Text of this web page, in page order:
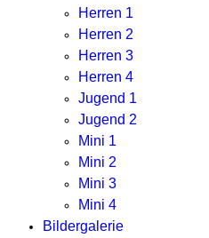
Herren 1
Herren 2
Herren 3
Herren 4
Jugend 1
Jugend 2
Mini 1
Mini 2
Mini 3
Mini 4
Bildergalerie